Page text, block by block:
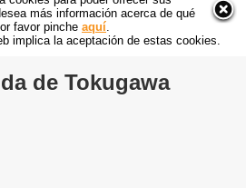
más información acerca de qué
favor pinche aquí
implica la aceptación de estas cookies.
de Tokugawa